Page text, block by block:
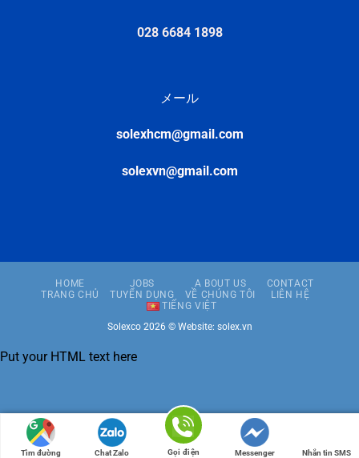
028 6684 1898
メール
solexhcm@gmail.com
solexvn@gmail.com
HOME
TRANG CHỦ
JOBS
TUYỂN DỤNG
A BOUT US
VỀ CHÚNG TÔI
CONTACT
LIÊN HỆ
TIẾNG VIỆT
Solexco 2026 © Website: solex.vn
Put your HTML text here
Tìm đường Chat Zalo Gọi điện Messenger Nhắn tin SMS